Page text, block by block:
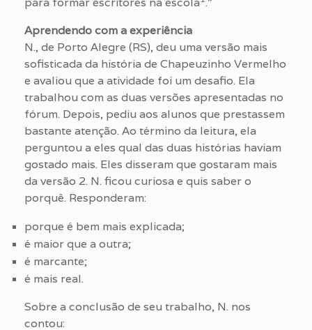
Aprendendo com a experiência
N., de Porto Alegre (RS), deu uma versão mais
sofisticada da história de Chapeuzinho Vermelho
e avaliou que a atividade foi um desafio. Ela
trabalhou com as duas versões apresentadas no
fórum. Depois, pediu aos alunos que prestassem
bastante atenção. Ao término da leitura, ela
perguntou a eles qual das duas histórias haviam
gostado mais. Eles disseram que gostaram mais
da versão 2. N. ficou curiosa e quis saber o
porquê. Responderam:
porque é bem mais explicada;
é maior que a outra;
é marcante;
é mais real.
Sobre a conclusão de seu trabalho, N. nos
contou: